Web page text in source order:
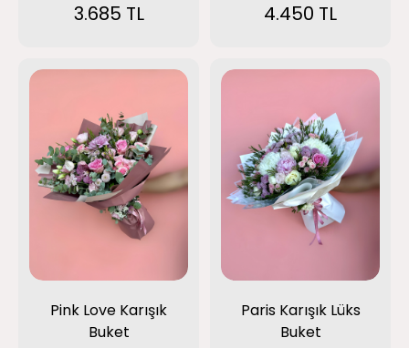
3.685 TL 4.450 TL
Pink Love Karışık
Buket
Paris Karışık Lüks
Buket